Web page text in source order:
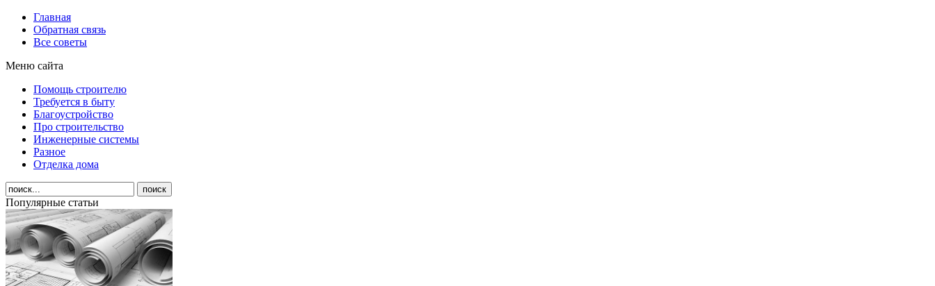
Главная
Обратная связь
Все советы
Меню сайта
Помощь строителю
Требуется в быту
Благоустройство
Про строительство
Инженерные системы
Разное
Отделка дома
Популярные статьи